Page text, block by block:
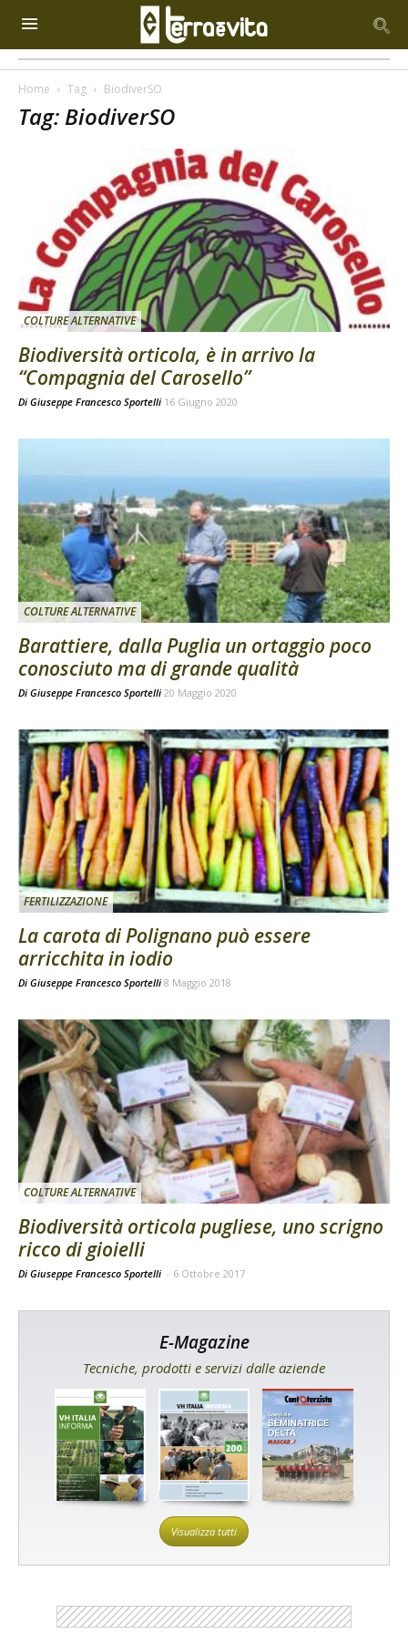
Home Tag BiodiverSO
Tag: BiodiverSO
COLTURE ALTERNATIVE
Biodiversità orticola, è in arrivo la
“Compagnia del Carosello”
Di Giuseppe Francesco Sportelli 16 Giugno 2020
COLTURE ALTERNATIVE
Barattiere, dalla Puglia un ortaggio poco
conosciuto ma di grande qualità
Di Giuseppe Francesco Sportelli 20 Maggio 2020
FERTILIZZAZIONE
La carota di Polignano può essere
arricchita in iodio
Di Giuseppe Francesco Sportelli 8 Maggio 2018
COLTURE ALTERNATIVE
Biodiversità orticola pugliese, uno scrigno
ricco di gioielli
Di Giuseppe Francesco Sportelli - 6 Ottobre 2017
E-Magazine
Tecniche, prodotti e servizi dalle aziende
Visualizza tutti